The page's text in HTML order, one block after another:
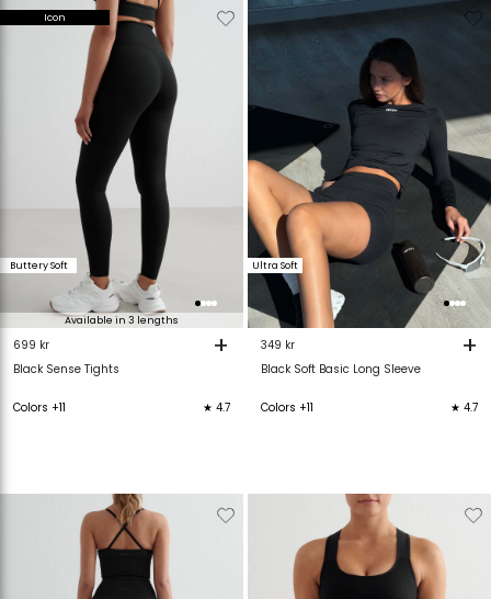
Buttery Soft
Available in 3 lengths
Icon
Toevoegen
Verwijderen
verlanglijstje
Black Sense Tights
699 kr +
Colors +11 ★ 4.7
Ultra Soft
Verwijderen
verlanglijstje
Black Soft Basic Long Sleeve
349 kr +
Colors +11 ★ 4.7
Toevoegen
verlanglijstje
Verwijderen
verlanglijstje
Verwijderen
verlanglijstje